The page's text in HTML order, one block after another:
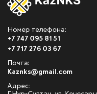
Номер телефона:
+7 747 095 81 51
+7 717 276 03 67
Почта:
Kaznks@gmail.com
Адрес: